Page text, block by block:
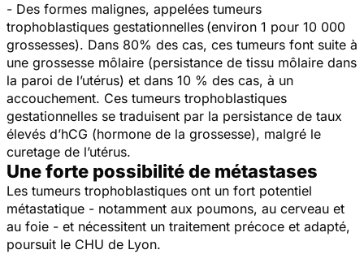
- Des formes malignes, appelées tumeurs
trophoblastiques gestationnelles (environ 1 pour 10 000
grossesses). Dans 80% des cas, ces tumeurs font suite à
une grossesse môlaire (persistance de tissu môlaire dans
la paroi de l’utérus) et dans 10 % des cas, à un
accouchement. Ces tumeurs trophoblastiques
gestationnelles se traduisent par la persistance de taux
élevés d’hCG (hormone de la grossesse), malgré le
curetage de l’utérus.
Une forte possibilité de métastases
Les tumeurs trophoblastiques ont un fort potentiel
métastatique - notamment aux poumons, au cerveau et
au foie - et nécessitent un traitement précoce et adapté,
poursuit le CHU de Lyon.